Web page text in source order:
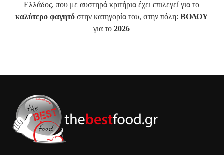
Ελλάδος, που με αυστηρά κριτήρια έχει επιλεγεί για το
καλύτερο φαγητόστην κατηγορία του, στην πόλη: ΒΟΛΟΥ
για το2026